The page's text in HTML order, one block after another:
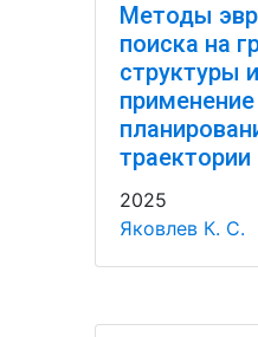
Методы
поиска на
структуры
траектории
2025
Яковлев К. С.